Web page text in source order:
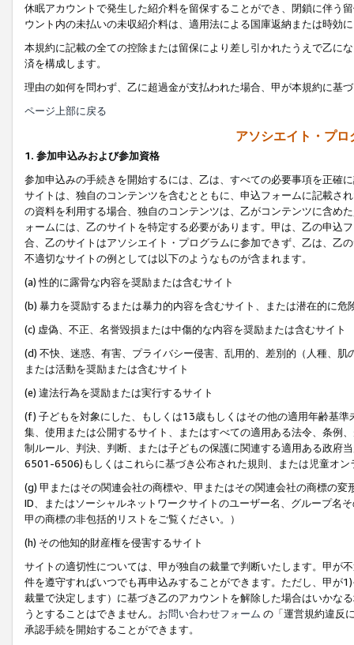
休眠アカウントで発生した紹介料を留保することができ、閉鎖に伴う
ウント内の未払いの未収紹介料は、適用法による国庫返納または時効
本規約に記載の全ての控除または留保により差し引かれたうえで乙に
済を構成します。
理由の如何を問わず、乙に超過金が支払われた場合、甲が本規約に基
ページ上部に戻る
アソシエイト・プ
1. 参加申込みおよび参加資格
参加申込みの手続きを開始するには、乙は、すべての必要事項を正確
サイトは、独自のコンテンツを含むとともに、申込フォームに記載さ
の資料を利用する場合、独自のコンテンツは、乙がコンテンツに含め
ォームには、乙のサイトを特定する必要があります。甲は、乙の申込
合、乙のサイトはアソシエイト・プログラムに参加できず、乙は、乙
不適切なサイトの例としては以下のようなものが含まれます。
(a) 性的に露骨な内容を奨励または含むサイト
(b) 暴力を奨励するまたは暴力的内容を含むサイト、または潜在的に
(c) 虚偽、不正、名誉毀損または中傷的な内容を奨励または含むサイト
(d) 不快、迷惑、有害、プライバシー侵害、乱用的、差別的（人種、
または活動を奨励または含むサイト
(e) 違法行為を奨励または実行するサイト
(f) 子どもを対象にした、もしくは13歳もしくはその他の適用年齢基
集、使用または公開するサイト、またはすべての適用ある法令、条例
制ルール、判決、判断、または子どもの保護に関連する適用ある政府
6501-6506)もしくはこれらに基づき公布された規則、または児童オン
(g) 甲またはその関連会社の商標や、甲またはその関連会社の商標の
ID、またはソーシャルネットワークサイトのユーザー名、グループ名
甲の商標の非包括的リストをご覧ください。）
(h) その他知的財産権を侵害するサイト
サイトの適切性については、甲が独自の裁量で判断いたします。甲が
件を遵守すればいつでも再申込みすることができます。ただし、甲が
裁量で決定します）に基づき乙のアカウントを解除した場合はいかな
うとすることはできません。 お問い合わせフォーム の「運営規約違反
承認手続を開始することができます。